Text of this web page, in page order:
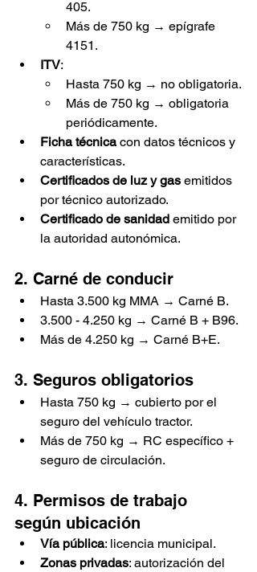
405.
Más de 750 kg → epígrafe
4151.
ITV:
Hasta 750 kg → no obligatoria.
Más de 750 kg → obligatoria
periódicamente.
Ficha técnica con datos técnicos y
características.
Certificados de luz y gas emitidos
por técnico autorizado.
Certificado de sanidad emitido por
la autoridad autonómica.
2. Carné de conducir
Hasta 3.500 kg MMA → Carné B.
3.500 - 4.250 kg → Carné B + B96.
Más de 4.250 kg → Carné B+E.
3. Seguros obligatorios
Hasta 750 kg → cubierto por el
seguro del vehículo tractor.
Más de 750 kg → RC específico +
seguro de circulación.
4. Permisos de trabajo
según ubicación
Vía pública: licencia municipal.
Zonas privadas: autorización del